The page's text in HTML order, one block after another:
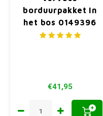
borduurpakket In
het bos 0149396
€41,95
+